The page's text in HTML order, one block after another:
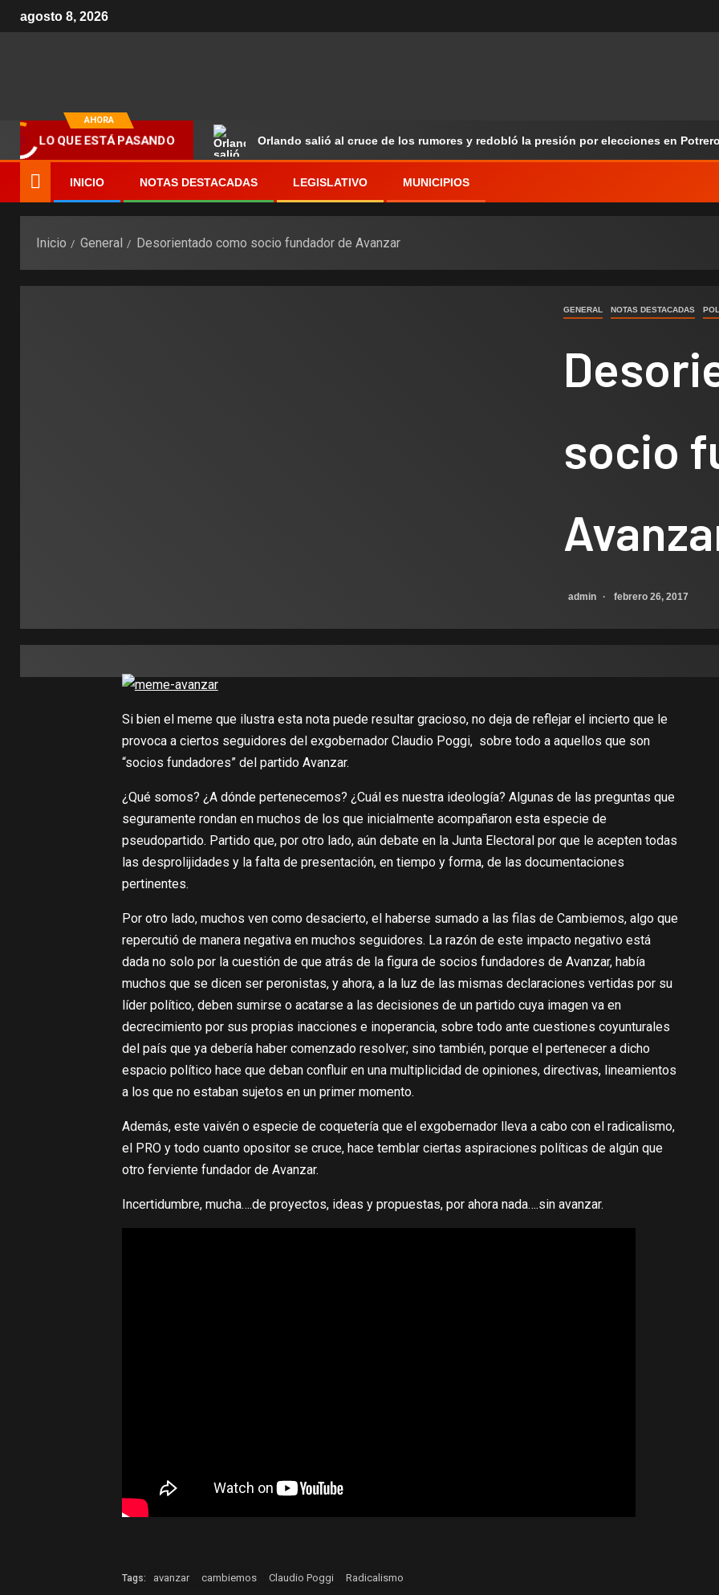
agosto 8, 2026
AHORA
LO QUE ESTÁ PASANDO Orlando salió al cruce de los rumores y redobló la presión por elecciones en
INICIO NOTAS DESTACADAS LEGISLATIVO MUNICIPIOS
Inicio General Desorientado como socio fundador de Avanzar
GENERAL NOTAS DESTACADAS
socio
admin febrero 26, 2017
Si bien el meme que ilustra esta nota puede resultar gracioso, no deja de reflejar el incierto que le
provoca a ciertos seguidores del exgobernador Claudio Poggi, sobre todo a aquellos que son
“socios fundadores” del partido Avanzar.
¿Qué somos? ¿A dónde pertenecemos? ¿Cuál es nuestra ideología? Algunas de las preguntas que
seguramente rondan en muchos de los que inicialmente acompañaron esta especie de
pseudopartido. Partido que, por otro lado, aún debate en la Junta Electoral por que le acepten todas
las desprolijidades y la falta de presentación, en tiempo y forma, de las documentaciones
pertinentes.
Por otro lado, muchos ven como desacierto, el haberse sumado a las filas de Cambiemos, algo que
repercutió de manera negativa en muchos seguidores. La razón de este impacto negativo está
dada no solo por la cuestión de que atrás de la figura de socios fundadores de Avanzar, había
muchos que se dicen ser peronistas, y ahora, a la luz de las mismas declaraciones vertidas por su
líder político, deben sumirse o acatarse a las decisiones de un partido cuya imagen va en
decrecimiento por sus propias inacciones e inoperancia, sobre todo ante cuestiones coyunturales
del país que ya debería haber comenzado resolver; sino también, porque el pertenecer a dicho
espacio político hace que deban confluir en una multiplicidad de opiniones, directivas, lineamientos
a los que no estaban sujetos en un primer momento.
Además, este vaivén o especie de coquetería que el exgobernador lleva a cabo con el radicalismo,
el PRO y todo cuanto opositor se cruce, hace temblar ciertas aspiraciones políticas de algún que
otro ferviente fundador de Avanzar.
Incertidumbre, mucha….de proyectos, ideas y propuestas, por ahora nada….sin avanzar.
Tags: avanzar cambiemos Claudio Poggi Radicalismo